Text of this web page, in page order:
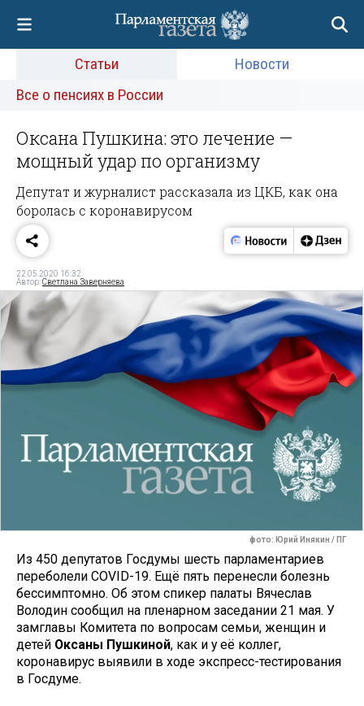
Статьи
Новости
Все о пенсиях в России
Оксана Пушкина: это лечение —
мощный удар по организму
Депутат и журналист рассказала из ЦКБ, как она
боролась с коронавирусом
22.05.2020 16:32
Автор:Светлана Заверняева
фото: Юрий Инякин / ПГ
Из 450 депутатов Госдумы шесть парламентариев
переболели COVID-19. Ещё пять перенесли болезнь
бессимптомно. Об этом спикер палаты Вячеслав
Володин сообщил на пленарном заседании 21 мая. У
замглавы Комитета по вопросам семьи, женщин и
детей Оксаны Пушкиной, как и у её коллег,
коронавирус выявили в ходе экспресс-тестирования
в Госдуме.